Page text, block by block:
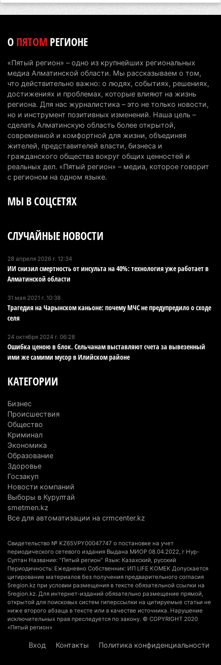
В Алматинской области запустят производство
пилотов
5 августа 2026 г. 08:29 174
В Alatau City Authority назначили нового
директора по коммуникациям
4 августа 2026 г. 20:22
Партия «Әділет» предложила превратить
университеты в центры технологий и новых
рабочих мест
В Алматинской области назначили нового
4 августа 2026 г. 14:29
В Алматинской области второй день не могут
потушить пожар в Аксайском ущелье
4 августа 2026 г. 13:02
В Алматы приостановили лицензии 350
строительным компаниям
В команде акима Алатау новое назначение: кто
возглавил аппарат города
в число регионов с самым большим
количеством избирателей
4 августа 2026 г. 09:09
«От экспорта сырья - к сложным
производствам»: партия «Әділет» представила в
Актобе план диверсификации
3 августа 2026 г. 20:46
Солдат-срочник выпал из окна четвертого этажа
3 августа 2026 г. 18:08
Спустя 78 лет тигр вновь вернулся в дикую
природу Алматинской области
3 августа 2026 г. 16:16 262
Кыргызстан обогнал Казахстан по темпам роста
сельского хозяйства. Что это значит для
Алматинской области
3 августа 2026 г. 15:43 161
ОПЯТОМ РЕГИОНЕ
«Пятый регион» – одно из крупнейших региональных
медиа Алматинской области. Мы рассказываем о том,
что действительно важно: о людях, событиях, решениях,
достижениях и проблемах, которые влияют на жизнь
региона. Для нас журналистика – это не только новости,
но и инструмент позитивных изменений. Наша цель –
сделать Алматинскую область более открытой,
современной и комфортной для жизни, объединяя
жителей, представителей власти, бизнеса и
гражданского общества вокруг общих ценностей и
реальных дел. «Пятый регион» – медиа, которое говорит
с регионом на одном языке.
МЫ В СОЦСЕТЯХ
СЛУЧАЙНЫЕ НОВОСТИ
28 апреля 2026 г. 12:34
ИИ снизил смертность от инсульта на 40%: технология уже работает в
Алматинской области
31 мая 2021 г. 10:38
Трагедия на Чарынском каньоне: почему МЧС не предупредило о сходе
селя
24 октября 2024 г. 06:28
Ошибка ценою в блок. Сельчанам выставляют счета за вывезенный
ими же самими мусор в Илийском районе
КАТЕГОРИИ
Бизнес
Происшествия
Общество
Криминал
Экономика
Образование
Здоровье
Госзакуп
Новости компаний
Выборы в Курултай
smetmen.kz
Все для автоматизации на crmcenter.kz
Свидетельство № KZ65VPY00047747 о постановке на учет
периодического сетевого издания Выдана МИОР 08.04.2022, г Нур-
Султан Название: "Пятый регион" Язык: Казахский, русский
Периодичность: Ежедневно Собственник: ИП LIFE KOMEK Допускается
цитирование материалов без получения предварительного согласия
5region.kz при условии размещения в тексте обязательной ссылки на
5region.kz. Для интернет-изданий обязательно размещение прямой,
открытой для поисковых систем гиперссылки на цитируемые статьи не
ниже второго абзаца в тексте или в качестве источника. Нарушение
исключительных прав преследуется по закону. © COPYRIGHT 2020
«Пятый регион»
Вход Контакты Политика конфиденциальности